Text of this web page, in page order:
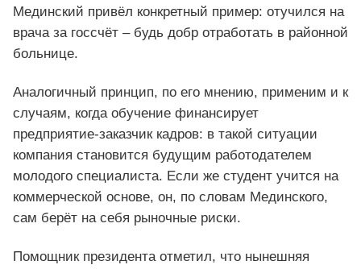
Мединский привёл конкретный пример: отучился на
врача за госсчёт – будь добр отработать в районной
больнице.
Аналогичный принцип, по его мнению, применим и к
случаям, когда обучение финансирует
предприятие-заказчик кадров: в такой ситуации
компания становится будущим работодателем
молодого специалиста. Если же студент учится на
коммерческой основе, он, по словам Мединского,
сам берёт на себя рыночные риски.
Помощник президента отметил, что нынешняя